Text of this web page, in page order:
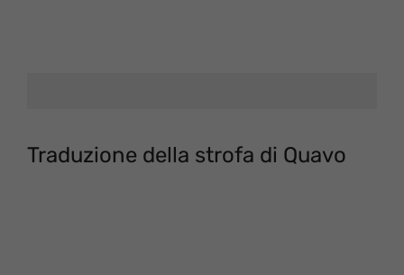
Traduzione della strofa di Quavo